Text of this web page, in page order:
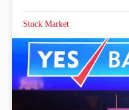
Stock Market